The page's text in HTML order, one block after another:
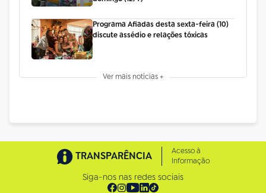
Programa Afiadas desta sexta-feira (10)
discute assédio e relações tóxicas
Ver mais notícias +
TRANSPARÊNCIA
Acesso à
Informação
Siga-nos nas redes sociais